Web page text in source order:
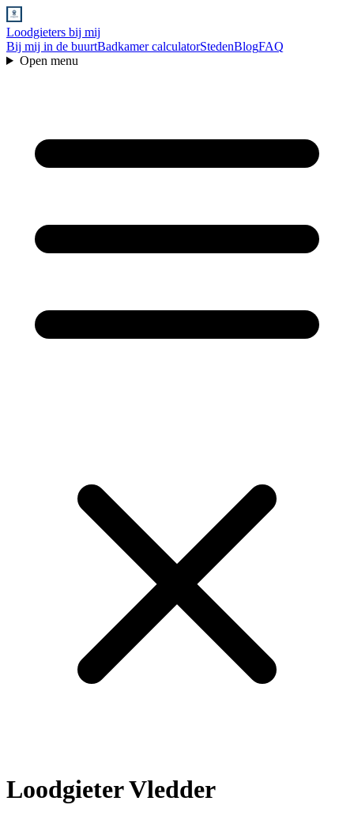
Loodgieters bij mij
Bij mij in de buurtBadkamer calculatorStedenBlogFAQ
Open menu
LoodgieterVledder